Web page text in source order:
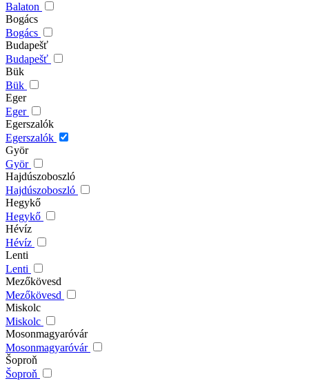
Balaton
Bogács
Bogács
Budapešť
Budapešť
Bük
Bük
Eger
Eger
Egerszalók
Egerszalók
Györ
Györ
Hajdúszoboszló
Hajdúszoboszló
Hegykő
Hegykő
Hévíz
Hévíz
Lenti
Lenti
Mezőkövesd
Mezőkövesd
Miskolc
Miskolc
Mosonmagyaróvár
Mosonmagyaróvár
Šoproň
Šoproň